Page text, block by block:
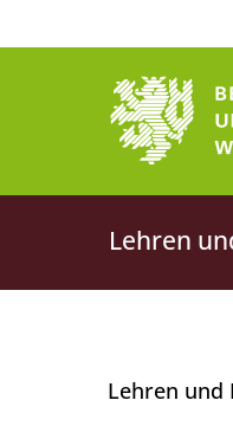
Lehren
Lehren und